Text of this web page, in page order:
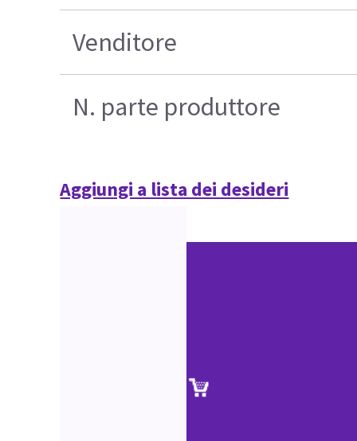
Venditore
N. parte produttore
Aggiungi a lista dei desideri